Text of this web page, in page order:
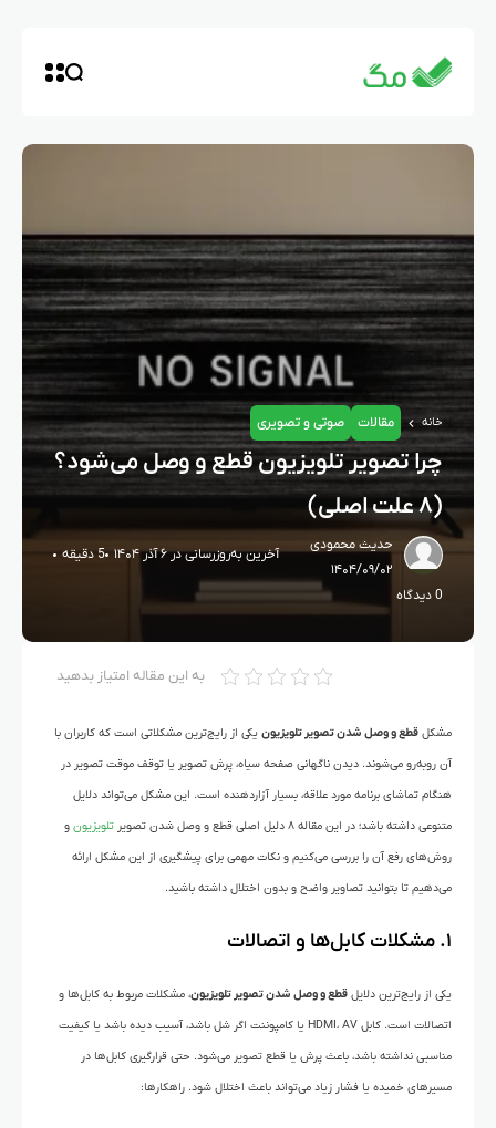
خانه مقالات صوتی و تصویری
چرا تصویر تلویزیون قطع و وصل می‌شود؟
(۸ علت اصلی)
حدیث محمودی
۱۴۰۴/۰۹/۰۲
آخرین به‌روزرسانی در ۶ آذر ۱۴۰۴ 5 دقیقه
0 دیدگاه
به این مقاله امتیاز بدهید
مشکل قطع و وصل شدن تصویر تلویزیون یکی از رایج‌ترین مشکلاتی است که کاربران با
آن روبه‌رو می‌شوند. دیدن ناگهانی صفحه سیاه، پرش تصویر یا توقف موقت تصویر در
هنگام تماشای برنامه مورد علاقه، بسیار آزاردهنده است. این مشکل می‌تواند دلایل
متنوعی داشته باشد؛ در این مقاله ۸ دلیل اصلی قطع و وصل شدن تصویر تلویزیون و
روش‌های رفع آن را بررسی می‌کنیم و نکات مهمی برای پیشگیری از این مشکل ارائه
می‌دهیم تا بتوانید تصاویر واضح و بدون اختلال داشته باشید.
۱. مشکلات کابل‌ها و اتصالات
یکی از رایج‌ترین دلایل قطع و وصل شدن تصویر تلویزیون، مشکلات مربوط به کابل‌ها و
اتصالات است. کابل HDMI، AV یا کامپوننت اگر شل باشد، آسیب دیده باشد یا کیفیت
مناسبی نداشته باشد، باعث پرش یا قطع تصویر می‌شود. حتی قرارگیری کابل‌ها در
مسیرهای خمیده یا فشار زیاد می‌تواند باعث اختلال شود. راهکارها: